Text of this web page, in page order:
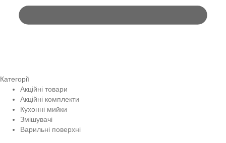
Категорії
Акційні товари
Акційні комплекти
Кухонні мийки
Змішувачі
Варильні поверхні